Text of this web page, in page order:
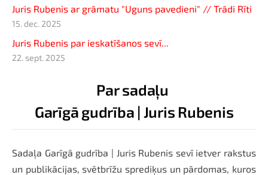
Juris Rubenis ar grāmatu "Uguns pavedieni" // Trādi Rīti
15. dec. 2025
Juris Rubenis par ieskatīšanos sevī...
22. sept. 2025
Par sadaļu
Garīgā gudrība | Juris Rubenis
Sadaļa Garīgā gudrība | Juris Rubenis sevī ietver rakstus
un publikācijas, svētbrīžu sprediķus un pārdomas, kuros